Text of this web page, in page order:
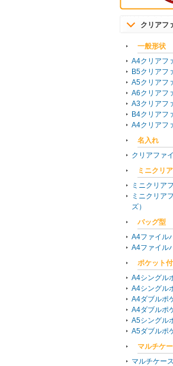
クリアフ
一般形状
A4クリアフ
B5クリアフ
A5クリアフ
A6クリアフ
A3クリアフ
B4クリアフ
A4クリアフ
名入れ
クリアファ
ミニクリ
ミニクリア
ミニクリア
ズ）
バッグ型
A4ファイル
A4ファイル
ポケット付
A4シングル
A4シングル
A4ダブルポ
A4ダブルポ
A5シングル
A5ダブルポ
マルチケ
マルチケー